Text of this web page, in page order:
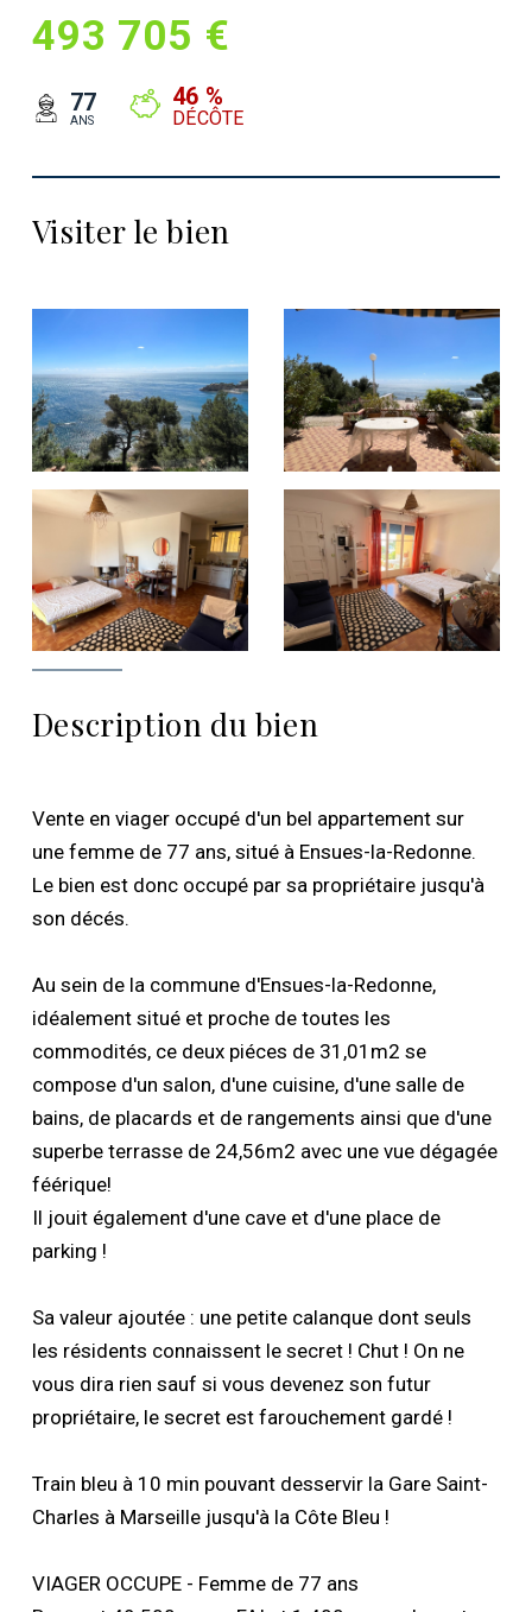
493 705 €
77
ANS
46 %
DÉCÔTE
Visiter le bien
Description du bien
Vente en viager occupé d'un bel appartement sur
une femme de 77 ans, situé à Ensues-la-Redonne.
Le bien est donc occupé par sa propriétaire jusqu'à
son décés.
Au sein de la commune d'Ensues-la-Redonne,
idéalement situé et proche de toutes les
commodités, ce deux piéces de 31,01m2 se
compose d'un salon, d'une cuisine, d'une salle de
bains, de placards et de rangements ainsi que d'une
superbe terrasse de 24,56m2 avec une vue dégagée
féérique!
Il jouit également d'une cave et d'une place de
parking !
Sa valeur ajoutée : une petite calanque dont seuls
les résidents connaissent le secret ! Chut ! On ne
vous dira rien sauf si vous devenez son futur
propriétaire, le secret est farouchement gardé !
Train bleu à 10 min pouvant desservir la Gare Saint-
Charles à Marseille jusqu'à la Côte Bleu !
VIAGER OCCUPE - Femme de 77 ans